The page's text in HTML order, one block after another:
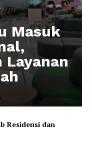
Masuk
Layanan
Residensi dan